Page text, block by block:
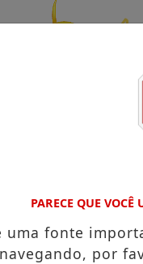
PARECE QUE
uma fonte
por